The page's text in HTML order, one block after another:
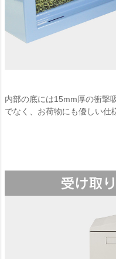
内部の底には15mm厚の衝撃
でなく、お荷物にも優しい仕